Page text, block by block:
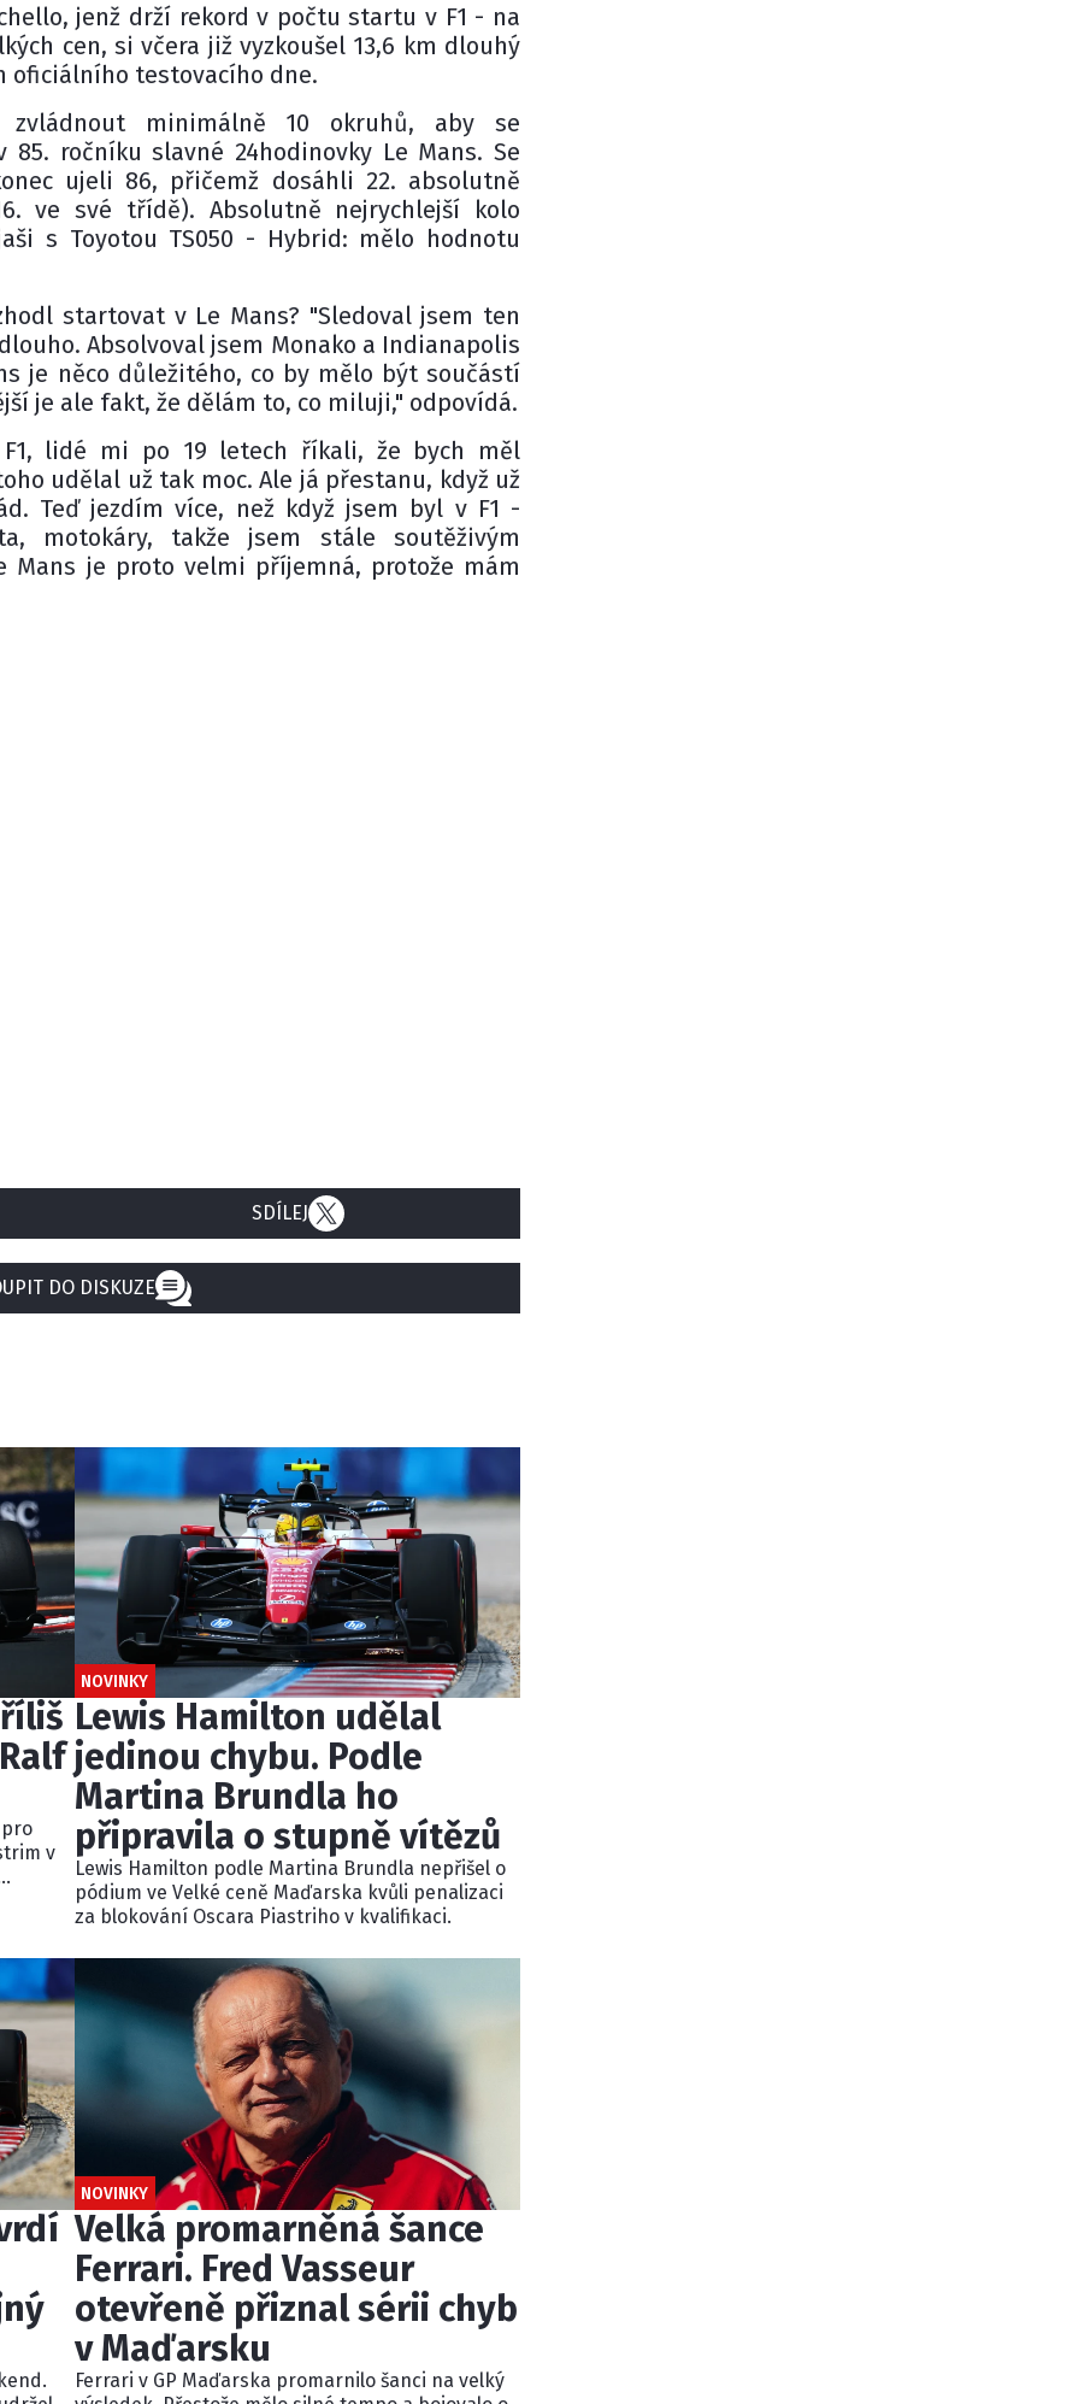
jenž drží rekord v počtu startu v F1 - na
cen, si včera již vyzkoušel 13,6 km dlouhý
oficiálního testovacího dne.
zvládnout minimálně 10 okruhů, aby se
ročníku slavné 24hodinovky Le Mans. Se
ujeli 86, přičemž dosáhli 22. absolutně
ve své třídě). Absolutně nejrychlejší kolo
s Toyotou TS050 - Hybrid: mělo hodnotu
startovat v Le Mans? "Sledoval jsem ten
Absolvoval jsem Monako a Indianapolis
je něco důležitého, co by mělo být součástí
je ale fakt, že dělám to, co miluji," odpovídá.
lidé mi po 19 letech říkali, že bych měl
udělal už tak moc. Ale já přestanu, když už
Teď jezdím více, než když jsem byl v F1 -
motokáry, takže jsem stále soutěživým
Mans je proto velmi příjemná, protože mám
SDÍLEJ
DO DISKUZE
v
NOVINKY
Lewis Hamilton udělal
jedinou chybu. Podle
Martina Brundla ho
připravila o stupně vítězů
Lewis Hamilton podle Martina Brundla nepřišel o
pódium ve Velké ceně Maďarska kvůli penalizaci
za blokování Oscara Piastriho v kvalifikaci.
NOVINKY
Velká promarněná šance
Ferrari. Fred Vasseur
otevřeně přiznal sérii chyb
v Maďarsku
Ferrari v GP Maďarska promarnilo šanci na velký